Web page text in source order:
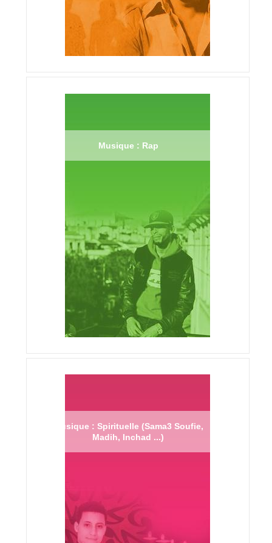
Musique : Rap
Musique : Spirituelle (Sama3 Soufie,
Madih, Inchad ...)